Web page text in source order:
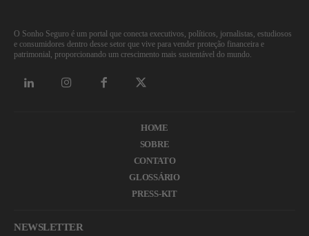
O Sonho Seguro é um portal que conecta executivos, políticos, jornalistas, estudiosos
e consumidores dentro desse setor que vive para vender proteção financeira e
patrimonial, proporcionando um crescimento mais sustentável do mundo.
HOME
SOBRE
CONTATO
GLOSSÁRIO
PRESS-KIT
NEWSLETTER